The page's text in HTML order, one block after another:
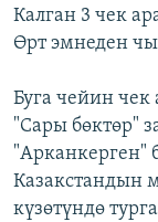
Калган 3 чек
Өрт эмнеден
Буга чейин
"Сары бөктөр"
"Арканкерген"
Казакстандын
күзөтүндө